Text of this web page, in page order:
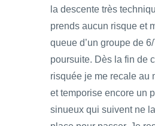
la descente très
prends aucun risque et
queue d’un groupe de
poursuite. Dès la fin de
risquée je me recale au
et temporise encore un
sinueux qui suivent ne